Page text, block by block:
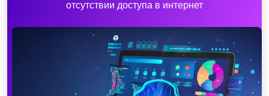
отсутствии доступа в интернет